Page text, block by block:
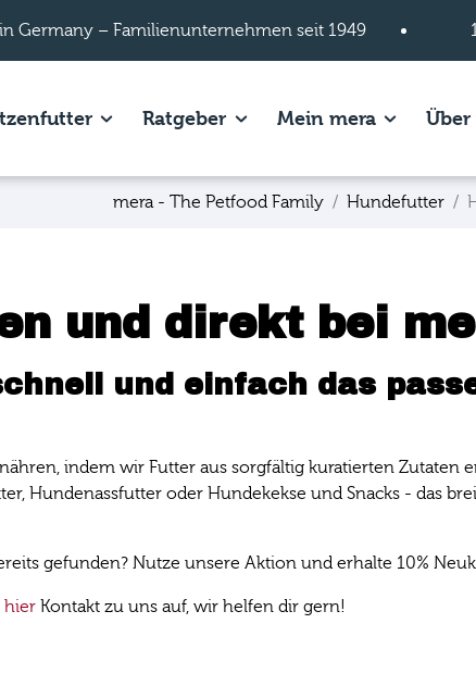
Germany – Familienunternehmen seit 1949
of Hundefutter page.
Show subpages of Katzenfutter page.
RatgeberShow subpages of Ratgeber
Mein meraShowÜber
mera - The Petfood Family Hundefutter
und direkt bei
und einfach das
indem wir Futter aus sorgfältig kuratierten Zutaten
Hundenassfutter oder Hundekekse und Snacks - das
gefunden? Nutze unsere Aktion und erhalte 10%
hier Kontakt zu uns auf, wir helfen dir gern!